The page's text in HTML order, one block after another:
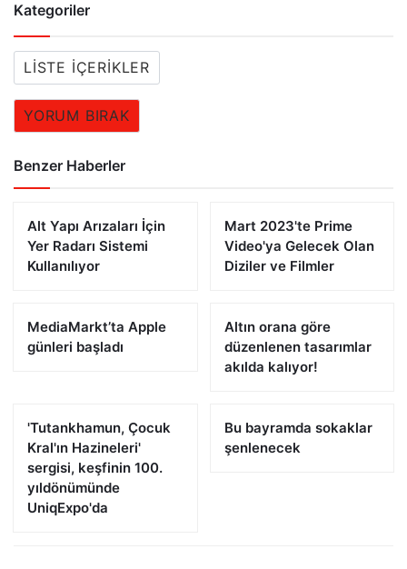
Kategoriler
LISTE İÇERIKLER
YORUM BIRAK
Benzer Haberler
Alt Yapı Arızaları İçin
Yer Radarı Sistemi
Kullanılıyor
Mart 2023'te Prime
Video'ya Gelecek Olan
Diziler ve Filmler
MediaMarkt’ta Apple
günleri başladı
Altın orana göre
düzenlenen tasarımlar
akılda kalıyor!
'Tutankhamun, Çocuk
Kral'ın Hazineleri'
sergisi, keşfinin 100.
yıldönümünde
UniqExpo'da
Bu bayramda sokaklar
şenlenecek